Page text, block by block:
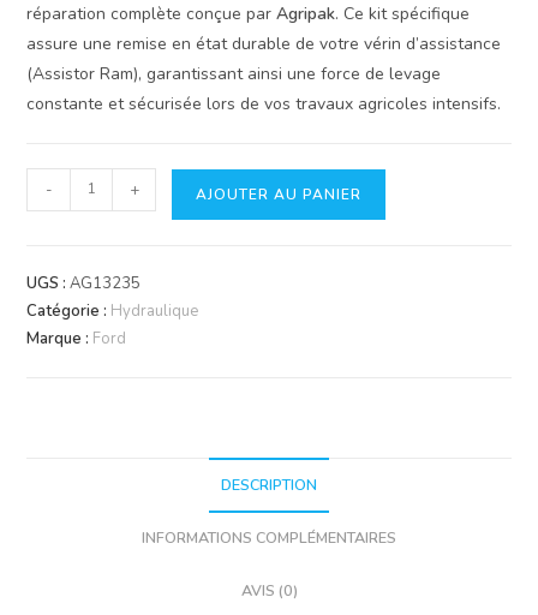
réparation complète conçue parAgripak. Ce kit spécifique
assure une remise en état durable de votre vérin d’assistance
(Assistor Ram), garantissant ainsi une force de levage
constante et sécurisée lors de vos travaux agricoles intensifs.
quantité
de
Joints
Assistor
Ram
- + AJOUTER AU PANIER
UGS :AG13235
Catégorie : Hydraulique
Marque : Ford
DESCRIPTION
INFORMATIONS COMPLÉMENTAIRES
AVIS (0)